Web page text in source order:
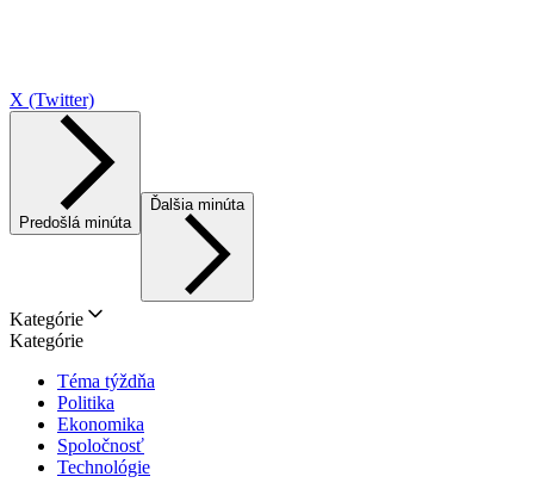
X (Twitter)
Predošlá minúta
Ďalšia minúta
Kategórie
Kategórie
Téma týždňa
Politika
Ekonomika
Spoločnosť
Technológie